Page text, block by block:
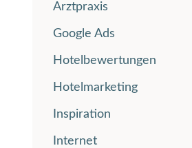
Arztpraxis
Google Ads
Hotelbewertungen
Hotelmarketing
Inspiration
Internet